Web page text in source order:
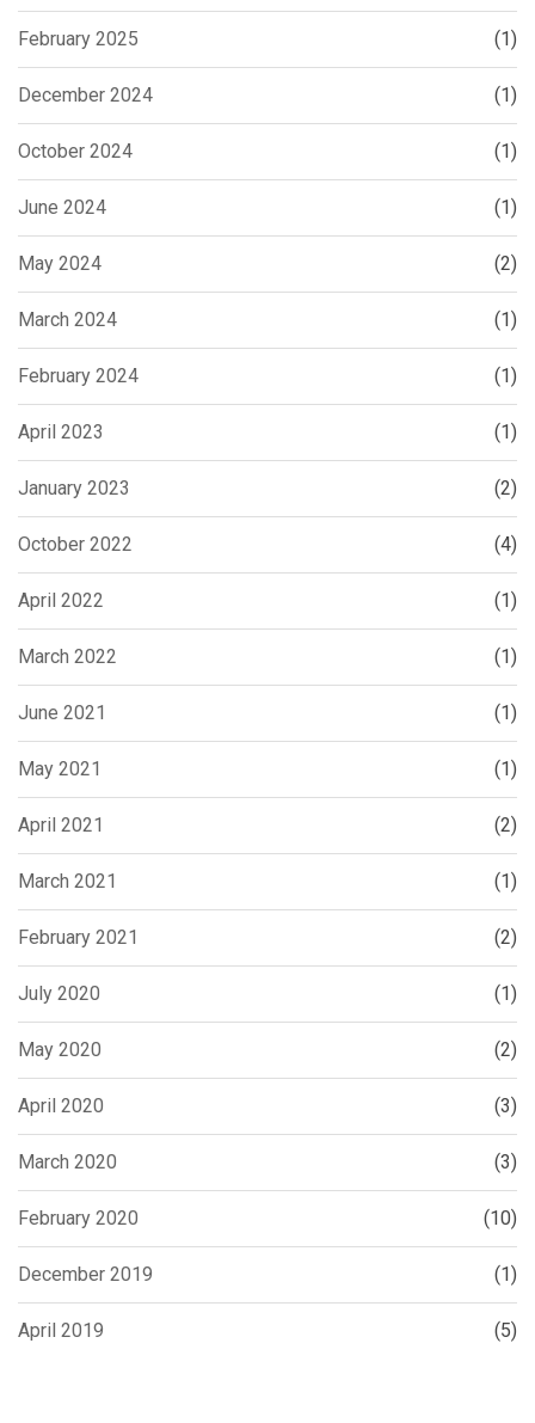
February 2025 (1)
December 2024 (1)
October 2024 (1)
June 2024 (1)
May 2024 (2)
March 2024 (1)
February 2024 (1)
April 2023 (1)
January 2023 (2)
October 2022 (4)
April 2022 (1)
March 2022 (1)
June 2021 (1)
May 2021 (1)
April 2021 (2)
March 2021 (1)
February 2021 (2)
July 2020 (1)
May 2020 (2)
April 2020 (3)
March 2020 (3)
February 2020 (10)
December 2019 (1)
April 2019 (5)